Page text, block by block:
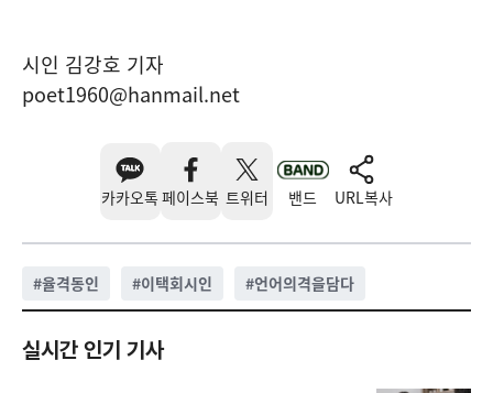
시인 김강호 기자
poet1960@hanmail.net
카카오톡 페이스북 트위터 밴드 URL복사
#율격동인 #이택회시인 #언어의격을담다
실시간 인기 기사